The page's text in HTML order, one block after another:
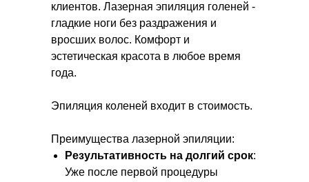
клиентов. Лазерная эпиляция голеней -
гладкие ноги без раздражения и
вросших волос. Комфорт и
эстетическая красота в любое время
года.
Эпиляция коленей входит в стоимость.
Преимущества лазерной эпиляции:
Результативность на долгий срок:
Уже после первой процедуры